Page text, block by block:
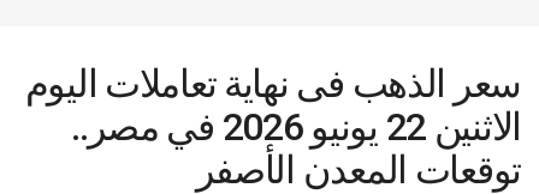
سعر الذهب فى نهاية تعاملات اليوم
الاثنين 22 يونيو 2026 في مصر..
توقعات المعدن الأصفر